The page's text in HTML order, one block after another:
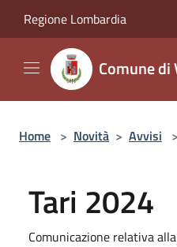
Regione Lombardia
Comune di
Home > Novità > Avvisi >
Tari 2024
Comunicazione relativa